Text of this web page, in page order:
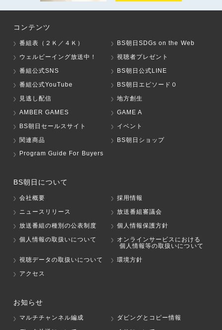
コンテンツ
番組表（２Ｋ／４Ｋ）
BS朝日SDGs on the Web
ウェルビーイング放送中！
視聴者プレゼント
番組公式SNS
BS朝日公式LINE
番組公式YouTube
BS朝日エピソード０
見逃し配信
地方創生
AMBER GAMES
GAME A
BS朝日セールスサイト
イベント
関連商品
BS朝日ショップ
Program Guide For Buyers
BS朝日について
会社概要
採用情報
ニュースリリース
放送番組審議会
放送番組の種別の公表制度
個人情報保護方針
個人情報の取扱いについて
オンラインサービスにおける
個人情報等の取扱いについて
視聴データの取扱いについて
環境方針
アクセス
お知らせ
マルチチャンネル編成
ダビングとコピー情報